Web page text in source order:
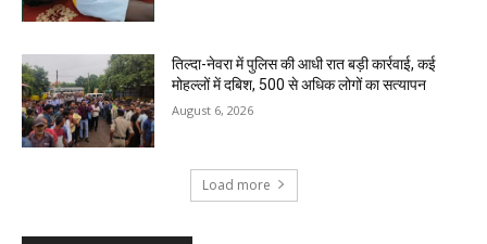
तिल्दा-नेवरा में पुलिस की आधी रात बड़ी कार्रवाई, कई
मोहल्लों में दबिश, 500 से अधिक लोगों का सत्यापन
August 6, 2026
Load more